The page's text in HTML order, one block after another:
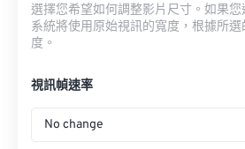
選擇您希望如何調整影片尺寸。如果您
系統將使用原始視訊的寬度，根據所
度。
視訊幀速率
No change